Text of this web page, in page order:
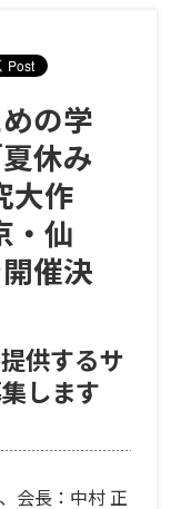
の学
休み
大作
・仙
催決
供するサ
します
会長：中村 正